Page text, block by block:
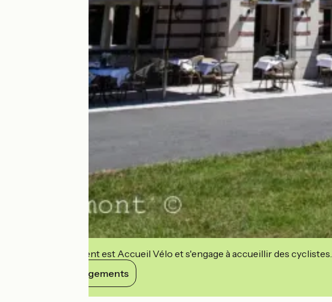
Cet établissement est Accueil Vélo et s'engage à accueillir des cyclistes.
Voir ses engagements